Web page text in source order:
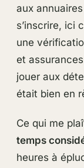
aux
s’inscrire, ici
une
et
jouer aux
était bien en
Ce qui me
temps
heures à